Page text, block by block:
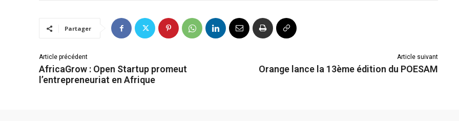
Partager
Article précédent
AfricaGrow : Open Startup promeut
l’entrepreneuriat en Afrique
Article suivant
Orange lance la 13ème édition du POESAM